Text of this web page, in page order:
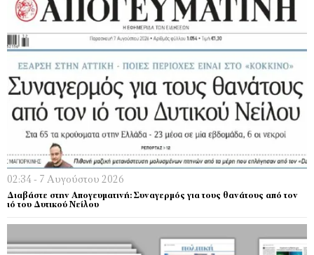
02:34 - 7 Αυγούστου 2026
Διαβάστε στην Απογευματινή: Συναγερμός για τους θανάτους από τον
ιό του Δυτικού Νείλου